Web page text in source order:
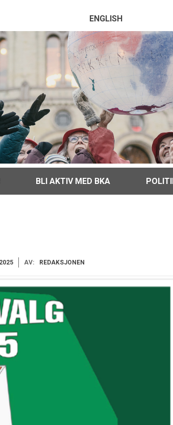
ENGLISH
BLI AKTIV MED BKA
AV: REDAKSJONEN